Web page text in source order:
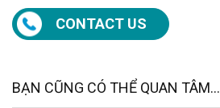
CONTACT US
BẠN CŨNG CÓ THỂ QUAN TÂM...